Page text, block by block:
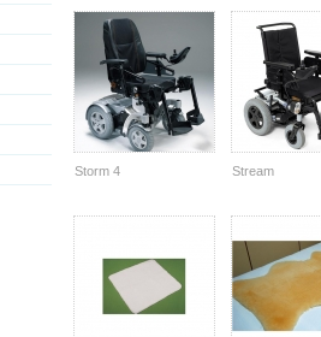
Storm 4 Stream